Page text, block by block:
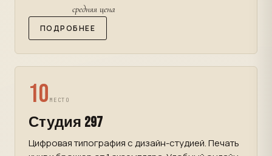
средняя цена
ПОДРОБНЕЕ
10 МЕСТО
Студия 297
Цифровая типография с дизайн-студией. Печать